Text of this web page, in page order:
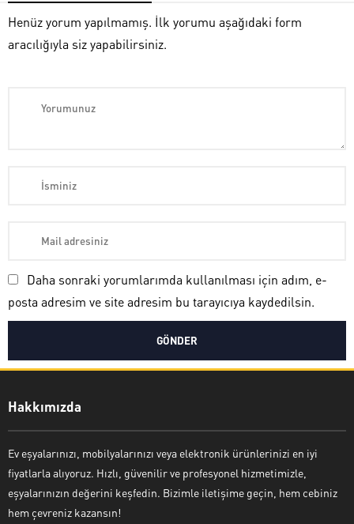
Henüz yorum yapılmamış. İlk yorumu aşağıdaki form
aracılığıyla siz yapabilirsiniz.
Daha sonraki yorumlarımda kullanılması için adım, e-
posta adresim ve site adresim bu tarayıcıya kaydedilsin.
Hakkımızda
Ev eşyalarınızı, mobilyalarınızı veya elektronik ürünlerinizi en iyi
fiyatlarla alıyoruz. Hızlı, güvenilir ve profesyonel hizmetimizle,
eşyalarınızın değerini keşfedin. Bizimle iletişime geçin, hem cebiniz
hem çevreniz kazansın!
Cevap Yaz